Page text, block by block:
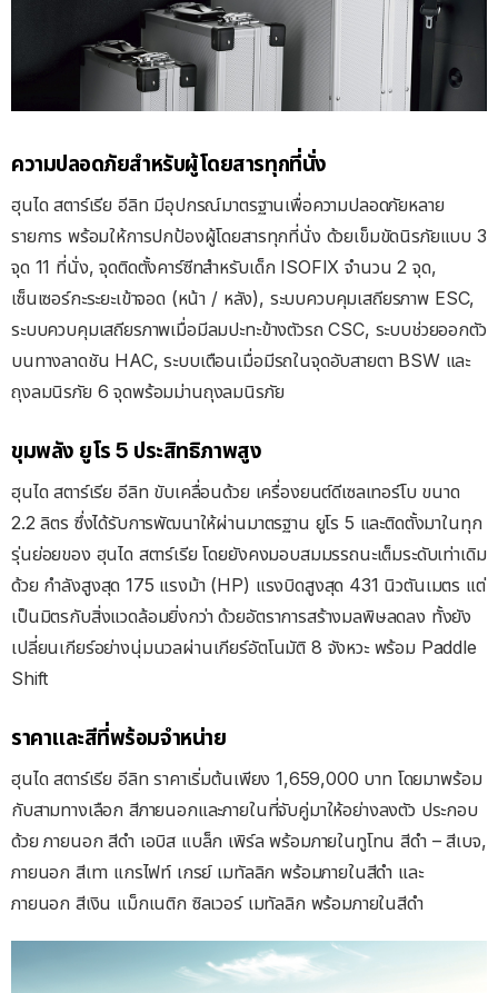
ความปลอดภัยสำหรับผู้โดยสารทุกที่นั่ง
ฮุนได สตาร์เรีย อีลิท มีอุปกรณ์มาตรฐานเพื่อความปลอดภัยหลาย
รายการ พร้อมให้การปกป้องผู้โดยสารทุกที่นั่ง ด้วยเข็มขัดนิรภัยแบบ 3
จุด 11 ที่นั่ง, จุดติดตั้งคาร์ซีทสำหรับเด็ก ISOFIX จำนวน 2 จุด,
เซ็นเซอร์กะระยะเข้าจอด (หน้า / หลัง), ระบบควบคุมเสถียรภาพ ESC,
ระบบควบคุมเสถียรภาพเมื่อมีลมปะทะข้างตัวรถ CSC, ระบบช่วยออกตัว
บนทางลาดชัน HAC, ระบบเตือนเมื่อมีรถในจุดอับสายตา BSW และ
ถุงลมนิรภัย 6 จุดพร้อมม่านถุงลมนิรภัย
ขุมพลัง ยูโร 5 ประสิทธิภาพสูง
ฮุนได สตาร์เรีย อีลิท ขับเคลื่อนด้วย เครื่องยนต์ดีเซลเทอร์โบ ขนาด
2.2 ลิตร ซึ่งได้รับการพัฒนาให้ผ่านมาตรฐาน ยูโร 5 และติดตั้งมาในทุก
รุ่นย่อยของ ฮุนได สตาร์เรีย โดยยังคงมอบสมมรรถนะเต็มระดับเท่าเดิม
ด้วย กำลังสูงสุด 175 แรงม้า (HP) แรงบิดสูงสุด 431 นิวตันเมตร แต่
เป็นมิตรกับสิ่งแวดล้อมยิ่งกว่า ด้วยอัตราการสร้างมลพิษลดลง ทั้งยัง
เปลี่ยนเกียร์อย่างนุ่มนวลผ่านเกียร์อัตโนมัติ 8 จังหวะ พร้อม Paddle
Shift
ราคาและสีที่พร้อมจำหน่าย
ฮุนได สตาร์เรีย อีลิท ราคาเริ่มต้นเพียง 1,659,000 บาท โดยมาพร้อม
กับสามทางเลือก สีภายนอกและภายในที่จับคู่มาให้อย่างลงตัว ประกอบ
ด้วย ภายนอก สีดำ เอบิส แบล็ก เพิร์ล พร้อมภายในทูโทน สีดำ – สีเบจ,
ภายนอก สีเทา แกรไฟท์ เกรย์ เมทัลลิก พร้อมภายในสีดำ และ
ภายนอก สีเงิน แม็กเนติก ซิลเวอร์ เมทัลลิก พร้อมภายในสีดำ